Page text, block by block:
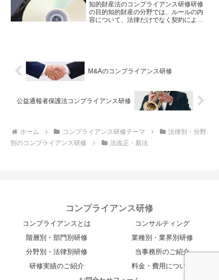
知的財産法のコンプライアンス研修研修
の目的知的財産の分野では、ルールの内
容について、法律だけでなく契約によっ
M&Aのコンプライアンス研修
公益通報者保護法コンプライアンス研修
ホーム コンプライアンス研修テーマ
法律別・分野
別のコンプライアンス研修
法改正・新法
コンプライアンス研修
コンプライアンスとは
コンサルティング
階層別・部門別研修
業種別・業界別研修
分野別・法律別研修
当事務所のご紹介
研修実績のご紹介
料金・費用について